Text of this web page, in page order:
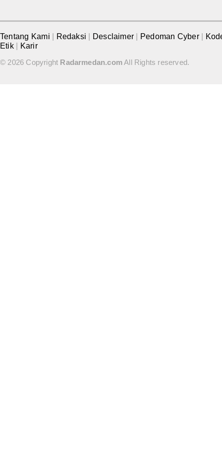
Tentang Kami Redaksi Desclaimer Pedoman Cyber
Etik
Karir
© 2026 Copyright Radarmedan.comAll Rights reserved.